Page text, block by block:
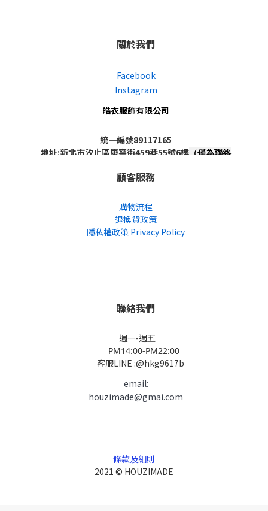
關於我們
Facebook
Instagram
皓衣服飾有限公司
統一編號89117165
地址:新北市汐止區康寧街459巷55號6樓 （僅為聯絡
顧客服務
購物流程
退換貨政策
隱私權政策 Privacy Policy
聯絡我們
週一-週五
PM14:00-PM22:00
客服LINE :@hkg9617b
email:
houzimade@gmai.com
條款及細則
2021 © HOUZIMADE